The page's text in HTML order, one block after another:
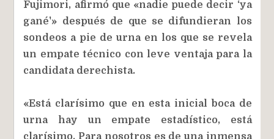
Fujimori, afirmó que «nadie puede decir ‘ya
gané'» después de que se difundieran los
sondeos a pie de urna en los que se revela
un empate técnico con leve ventaja para la
candidata derechista.
«Está clarísimo que en esta inicial boca de
urna hay un empate estadístico, está
clarísimo. Para nosotros es de una inmensa